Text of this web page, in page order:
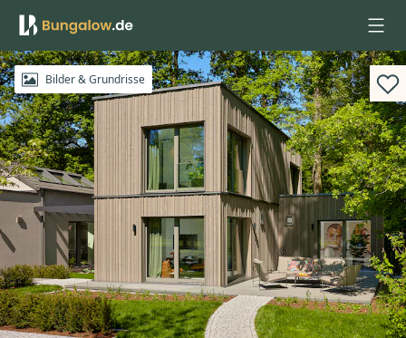
Anmelden
Bilder & Grundrisse